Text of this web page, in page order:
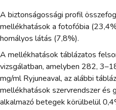
A biztonságossági profil
mellékhatások a fotofóbia
homályos látás (7,8%).
A mellékhatások táblázatos
vizsgálatban, amelyben 282,
mg/ml Ryjuneaval, az alábbi
mellékhatások szervrendszer és
alkalmazó betegek körülbelül